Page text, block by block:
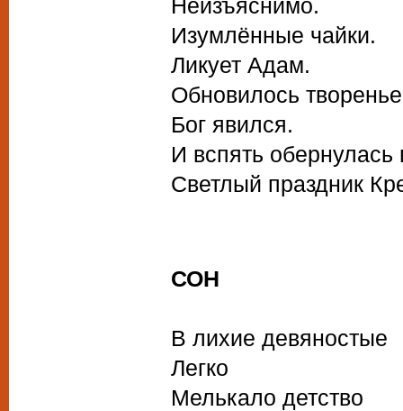
Неизъяснимо.
Изумлённые чайки.
Ликует Адам.
Обновилось
Бог явился.
И вспять
Светлый праздник
СОН
В лихие девяностые
Легко
Мелькало детство